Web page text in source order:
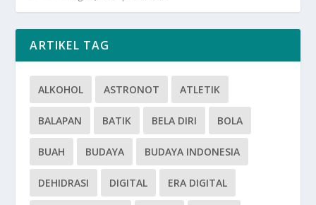
ARTIKEL TAG
ALKOHOL ASTRONOT ATLETIK
BALAPAN BATIK BELA DIRI BOLA
BUAH BUDAYA BUDAYA INDONESIA
DEHIDRASI DIGITAL ERA DIGITAL